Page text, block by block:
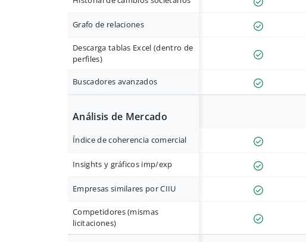
Grafo de relaciones
Descarga tablas Excel (dentro de
perfiles)
Buscadores avanzados
Análisis de Mercado
Índice de coherencia comercial
Insights y gráficos imp/exp
Empresas similares por CIIU
Competidores (mismas
licitaciones)